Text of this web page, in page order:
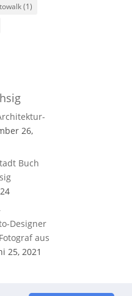
(1)
26,
Buch
Designer
aus
25, 2021